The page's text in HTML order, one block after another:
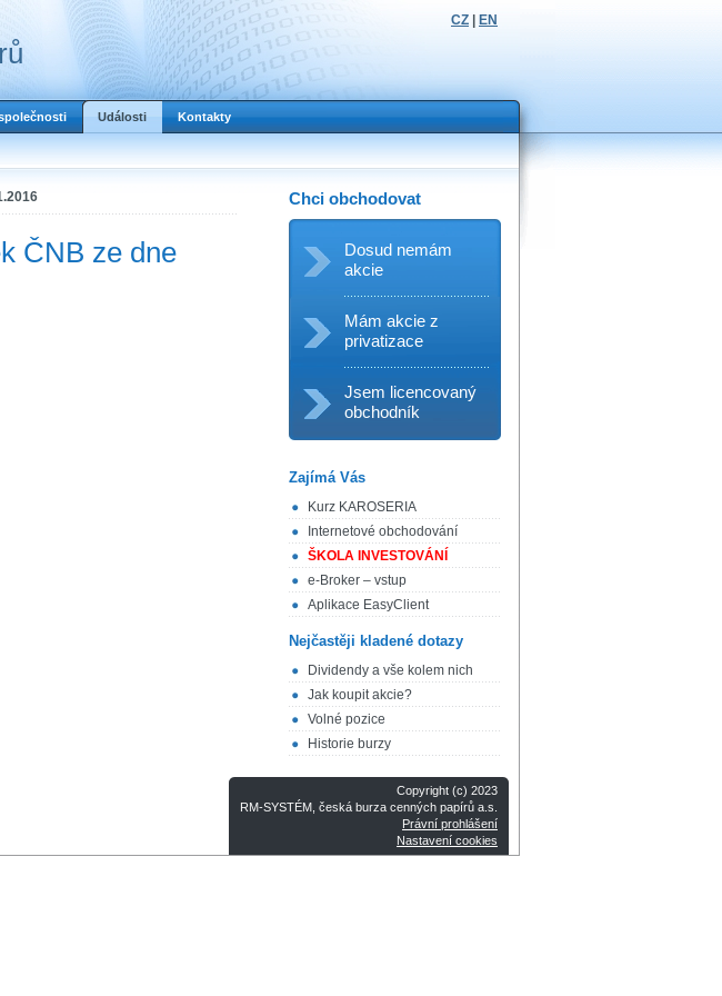
CZ EN
Události Kontakty
ČNB ze dne
Chci obchodovat
Dosud nemám
akcie
Mám akcie z
privatizace
Jsem licencovaný
obchodník
Zajímá Vás
Kurz KAROSERIA
Internetové obchodování
ŠKOLA INVESTOVÁNÍ
e-Broker – vstup
Aplikace EasyClient
Nejčastěji kladené dotazy
Dividendy a vše kolem nich
Jak koupit akcie?
Volné pozice
Historie burzy
Copyright (c) 2023
RM-SYSTÉM, česká burza cenných papírů a.s.
Právní prohlášení
Nastavení cookies